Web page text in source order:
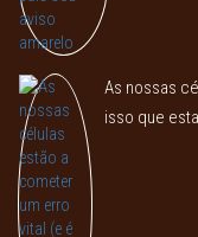
As nossas
isso que